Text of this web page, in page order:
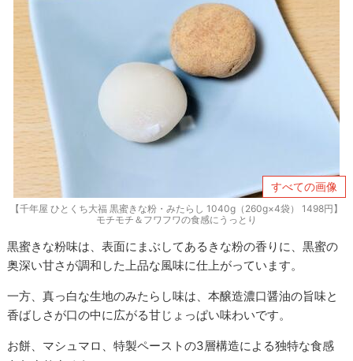
すべての画像
【千年屋 ひとくち大福 黒蜜きな粉・みたらし 1040g（260g×4袋） 1498円】
モチモチ＆フワフワの食感にうっとり
黒蜜きな粉味は、表面にまぶしてあるきな粉の香りに、黒蜜の
奥深い甘さが調和した上品な風味に仕上がっています。
一方、真っ白な生地のみたらし味は、本醸造濃口醤油の旨味と
香ばしさが口の中に広がる甘じょっぱい味わいです。
お餅、マシュマロ、特製ペーストの3層構造による独特な食感